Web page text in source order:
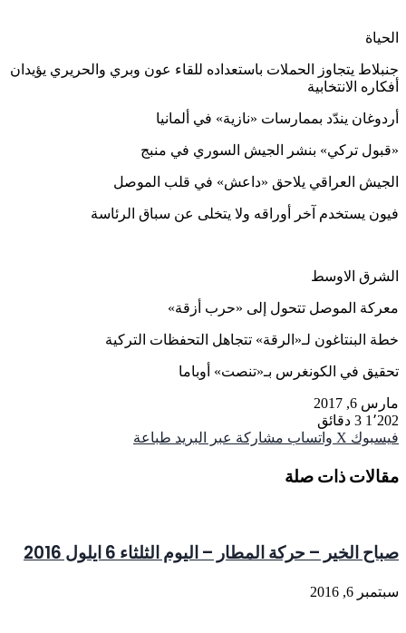
الحياة
جنبلاط يتجاوز الحملات باستعداده للقاء عون وبري والحريري يؤيدان
أفكاره الانتخابية
أردوغان يندّد بممارسات «نازية» في ألمانيا
«قبول تركي» بنشر الجيش السوري في منبج
الجيش العراقي يلاحق «داعش» في قلب الموصل
فيون يستخدم آخر أوراقه ولا يتخلى عن سباق الرئاسة
الشرق الاوسط
معركة الموصل تتحول إلى «حرب أزقة»
خطة البنتاغون لـ«الرقة» تتجاهل التحفظات التركية
تحقيق في الكونغرس بـ«تنصت» أوباما
مارس 6, 2017
1٬202 3 دقائق
فيسبوك ‫X واتساب مشاركة عبر البريد طباعة
مقالات ذات صلة
صباح الخير – حركة المطار – اليوم الثلثاء 6 ايلول 2016
سبتمبر 6, 2016